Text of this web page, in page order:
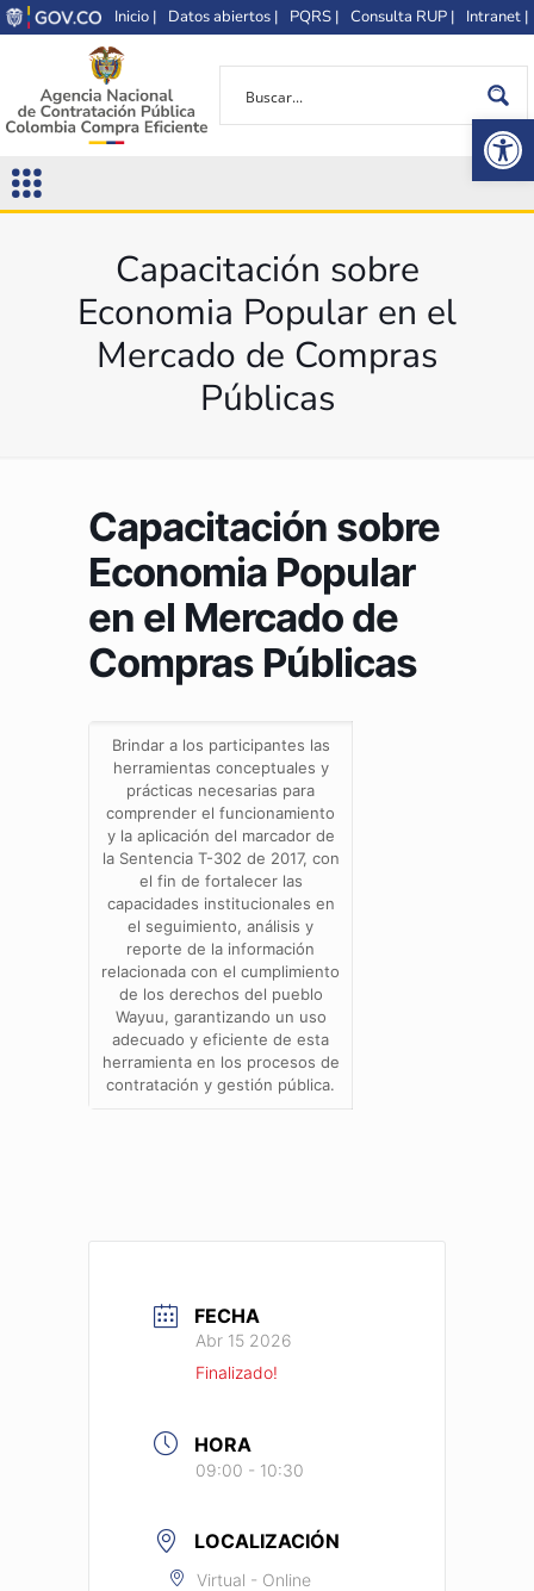
Inicio | Datos abiertos | PQRS | Consulta RUP | Intranet |
Capacitación sobre
Economia Popular en el
Mercado de Compras
Públicas
Capacitación sobre
Economia Popular
en el Mercado de
Compras Públicas
Brindar a los participantes las
herramientas conceptuales y
prácticas necesarias para
comprender el funcionamiento
y la aplicación del marcador de
la Sentencia T-302 de 2017, con
el fin de fortalecer las
capacidades institucionales en
el seguimiento, análisis y
reporte de la información
relacionada con el cumplimiento
de los derechos del pueblo
Wayuu, garantizando un uso
adecuado y eficiente de esta
herramienta en los procesos de
contratación y gestión pública.
FECHA
Abr 15 2026
Finalizado!
HORA
09:00 - 10:30
LOCALIZACIÓN
Virtual - Online